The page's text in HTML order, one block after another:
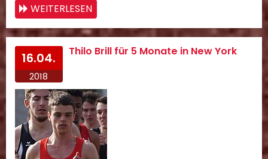
WEITERLESEN
16.04.
2018
Thilo Brill für 5 Monate in New York